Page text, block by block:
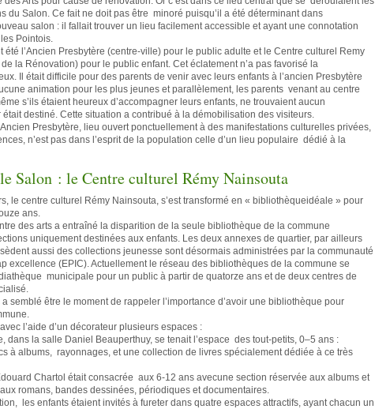
du Salon. Ce fait ne doit pas être minoré puisqu’il a été déterminant dans
salon : il fallait trouver un lieu facilement accessible et ayant une connotation
Pointois.
été l’Ancien Presbytère (centre-ville) pour le public adulte et le Centre culturel Remy
la Rénovation) pour le public enfant. Cet éclatement n’a pas favorisé la
Il était difficile pour des parents de venir avec leurs enfants à l’ancien Presbytère
animation pour les plus jeunes et parallèlement, les parents venant au centre
s’ils étaient heureux d’accompagner leurs enfants, ne trouvaient aucun
destiné. Cette situation a contribué à la démobilisation des visiteurs.
Presbytère, lieu ouvert ponctuellement à des manifestations culturelles privées,
n’est pas dans l’esprit de la population celle d’un lieu populaire dédié à la
Salon : le Centre culturel Rémy Nainsouta
le centre culturel Rémy Nainsouta, s’est transformé en « bibliothèqueidéale » pour
ans.
des arts a entraîné la disparition de la seule bibliothèque de la commune
uniquement destinées aux enfants. Les deux annexes de quartier, par ailleurs
aussi des collections jeunesse sont désormais administrées par la communauté
excellence (EPIC). Actuellement le réseau des bibliothèques de la commune se
municipale pour un public à partir de quatorze ans et de deux centres de
semblé être le moment de rappeler l’importance d’avoir une bibliothèque pour
l’aide d’un décorateur plusieurs espaces :
dans la salle Daniel Beauperthuy, se tenait l’espace des tout-petits, 0–5 ans :
à albums, rayonnages, et une collection de livres spécialement dédiée à ce très
Chartol était consacrée aux 6-12 ans avecune section réservée aux albums et
romans, bandes dessinées, périodiques et documentaires.
les enfants étaient invités à fureter dans quatre espaces attractifs, ayant chacun un